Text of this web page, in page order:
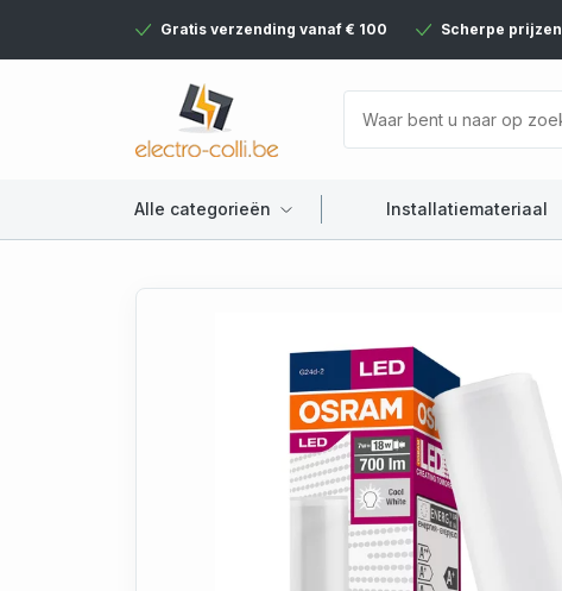
Gratis verzending vanaf € 100 Scherpe prijzen
Alle categorieën Installatiemateriaal